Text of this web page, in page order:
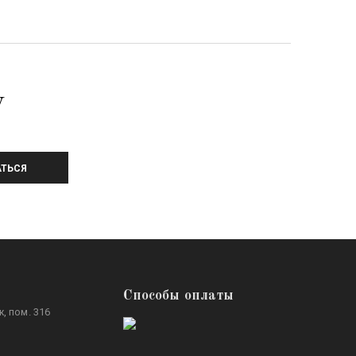
пом. 316
Способы оплаты